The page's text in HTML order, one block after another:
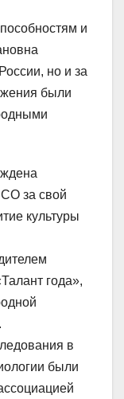
и
но и за
были
за свой
культуры
года»,
в
были